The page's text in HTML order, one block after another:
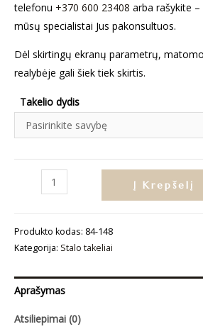
telefonu +370 600 23408 arba rašykite –
mūsų specialistai Jus pakonsultuos.
Dėl skirtingų ekranų parametrų,
realybėje gali šiek tiek skirtis.
Takelio dydis
produkto
takelis
„Purpurinis
Į Krepšelį
Produkto kodas: 84-148
Kategorija: Stalo takeliai
Aprašymas
Atsiliepimai (0)